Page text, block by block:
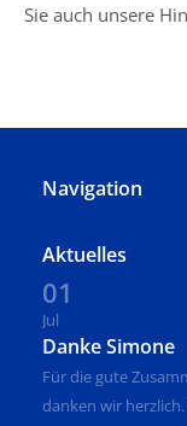
Sie auch unsere
Navigation
Aktuelles
01
Jul
Danke Simone
Für die gute
danken wir